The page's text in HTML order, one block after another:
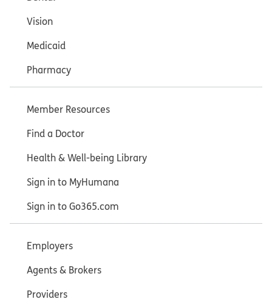
Vision
Medicaid
Pharmacy
Member Resources
Find a Doctor
Health & Well-being Library
Sign in to MyHumana
Sign in to Go365.com
Employers
Agents & Brokers
Providers